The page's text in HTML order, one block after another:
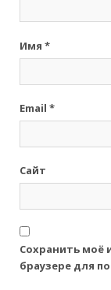
Имя *
Email *
Сайт
Сохранить моё
браузере для